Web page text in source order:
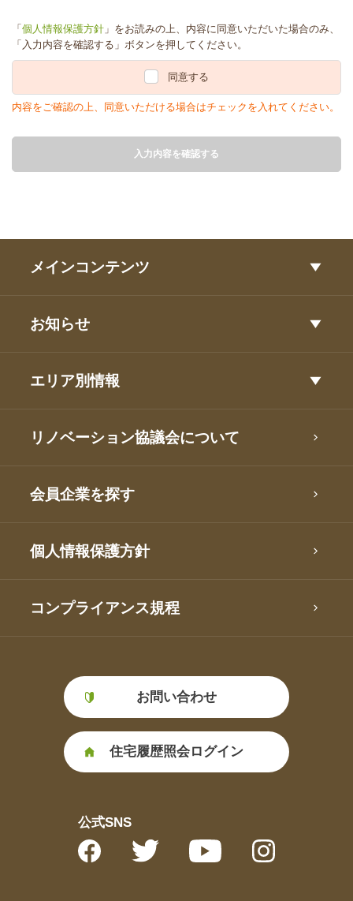
「 個人情報保護方針 」をお読みの上、内容に同意いただいた場合のみ、
「入力内容を確認する」ボタンを押してください。
同意する
内容をご確認の上、同意いただける場合はチェックを入れてください。
入力内容を確認する
メインコンテンツ
お知らせ
エリア別情報
リノベーション協議会について
会員企業を探す
個人情報保護方針
コンプライアンス規程
お問い合わせ
住宅履歴照会ログイン
公式SNS